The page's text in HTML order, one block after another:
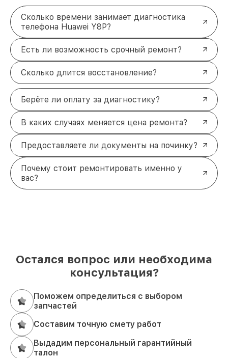
Сколько времени занимает диагностика
телефона Huawei Y8P?
Есть ли возможность срочный ремонт?
Сколько длится восстановление?
Берёте ли оплату за диагностику?
В каких случаях меняется цена ремонта?
Предоставляете ли документы на починку?
Почему стоит ремонтировать именно у
вас?
Остался вопрос или необходима
консультация?
Поможем определиться с выбором
запчастей
Составим точную смету работ
Выдадим персональный гарантийный
талон